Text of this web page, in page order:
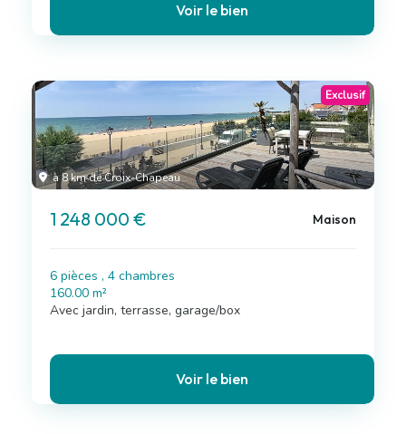
Voir le bien
à 8 km de Croix-Chapeau
Exclusif
1 248 000 € Maison
6 pièces , 4 chambres
160.00 m²
Avec jardin, terrasse, garage/box
Voir le bien